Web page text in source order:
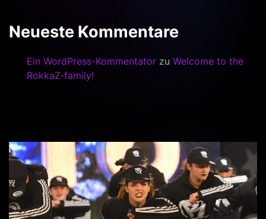
Neueste Kommentare
Ein WordPress-Kommentator zu Welcome to the
RokkaZ-family!